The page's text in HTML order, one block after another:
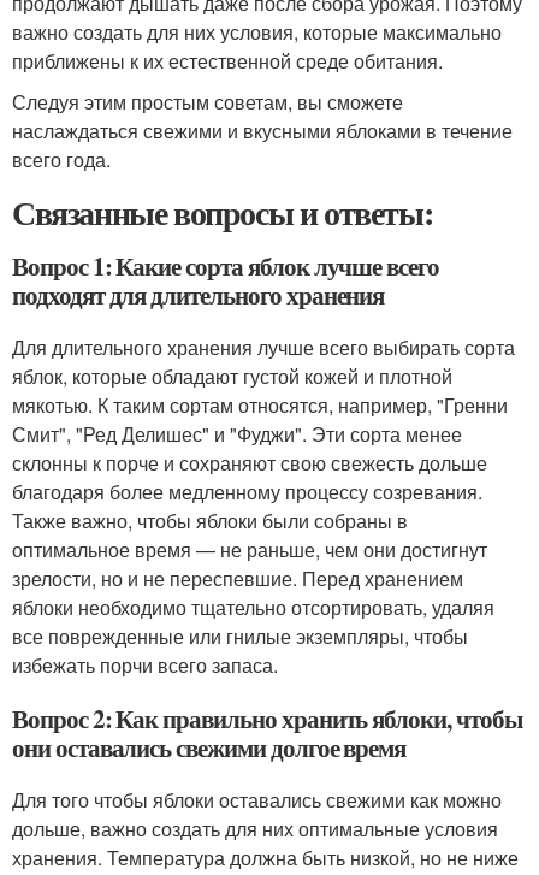
важно создать для них условия, которые максимально
приближены к их естественной среде обитания.
Следуя этим простым советам, вы сможете
наслаждаться свежими и вкусными яблоками в течение
всего года.
Связанные вопросы и ответы:
Вопрос 1: Какие сорта яблок лучше всего
подходят для длительного хранения
Для длительного хранения лучше всего выбирать сорта
яблок, которые обладают густой кожей и плотной
мякотью. К таким сортам относятся, например, "Гренни
Смит", "Ред Делишес" и "Фуджи". Эти сорта менее
склонны к порче и сохраняют свою свежесть дольше
благодаря более медленному процессу созревания.
Также важно, чтобы яблоки были собраны в
оптимальное время — не раньше, чем они достигнут
зрелости, но и не переспевшие. Перед хранением
яблоки необходимо тщательно отсортировать, удаляя
все поврежденные или гнилые экземпляры, чтобы
избежать порчи всего запаса.
Вопрос 2: Как правильно хранить яблоки, чтобы
они оставались свежими долгое время
Для того чтобы яблоки оставались свежими как можно
дольше, важно создать для них оптимальные условия
хранения. Температура должна быть низкой, но не ниже